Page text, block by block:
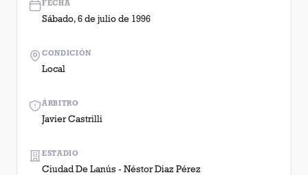
FECHA
Sábado, 6 de julio de 1996
ÁRBITRO
Javier Castrilli
CONDICIÓN
Local
ESTADIO
Ciudad De Lanús - Néstor Diaz Pérez